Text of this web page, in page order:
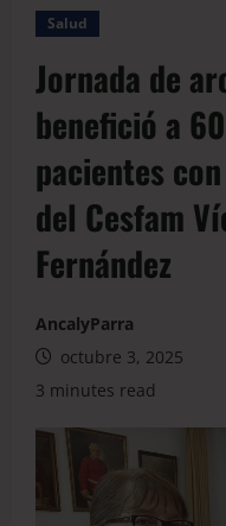
Salud
Jornada de
benefició a
pacientes
del Cesfam
Fernández
AncalyParra
octubre 3, 2025
3 minutes read